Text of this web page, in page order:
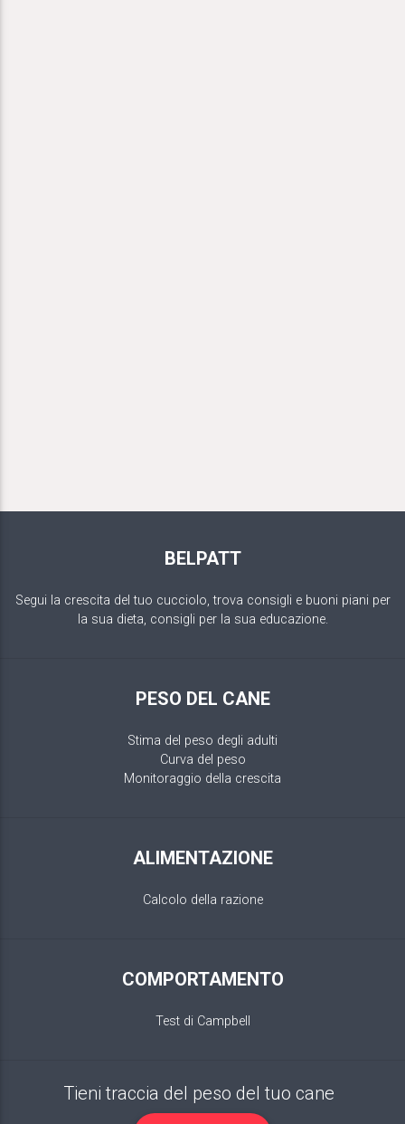
BELPATT
Segui la crescita del tuo cucciolo, trova consigli e buoni piani per
la sua dieta, consigli per la sua educazione.
PESO DEL CANE
Stima del peso degli adulti
Curva del peso
Monitoraggio della crescita
ALIMENTAZIONE
Calcolo della razione
COMPORTAMENTO
Test di Campbell
Tieni traccia del peso del tuo cane